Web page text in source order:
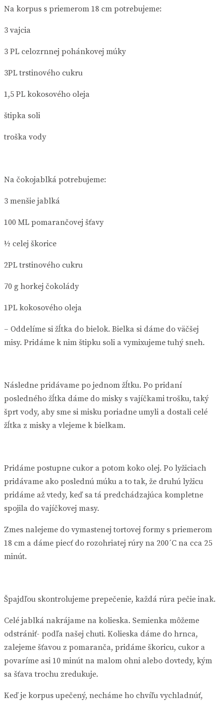
Na korpus s priemerom 18 cm potrebujeme:
3 vajcia
3 PL celozrnnej pohánkovej múky
3PL trstinového cukru
1,5 PL kokosového oleja
štipka soli
troška vody
Na čokojablká potrebujeme:
3 menšie jablká
100 ML pomarančovej šťavy
½ celej škorice
2PL trstinového cukru
70 g horkej čokolády
1PL kokosového oleja
– Oddelíme si žĺtka do bielok. Bielka si dáme do väčšej
misy. Pridáme k nim štipku soli a vymixujeme tuhý sneh.
Následne pridávame po jednom žĺtku. Po pridaní
posledného žĺtka dáme do misky s vajíčkami trošku, taký
šprt vody, aby sme si misku poriadne umyli a dostali celé
žĺtka z misky a vlejeme k bielkam.
Pridáme postupne cukor a potom koko olej. Po lyžiciach
pridávame ako poslednú múku a to tak, že druhú lyžicu
pridáme až vtedy, keď sa tá predchádzajúca kompletne
spojila do vajíčkovej masy.
Zmes nalejeme do vymastenej tortovej formy s priemerom
18 cm a dáme piecť do rozohriatej rúry na 200´C na cca 25
minút.
Špajdľou skontrolujeme prepečenie, každá rúra pečie inak.
Celé jablká nakrájame na kolieska. Semienka môžeme
odstrániť- podľa našej chuti. Kolieska dáme do hrnca,
zalejeme šťavou z pomaranča, pridáme škoricu, cukor a
povaríme asi 10 minút na malom ohni alebo dovtedy, kým
sa šťava trochu zredukuje.
Keď je korpus upečený, necháme ho chvíľu vychladnúť,